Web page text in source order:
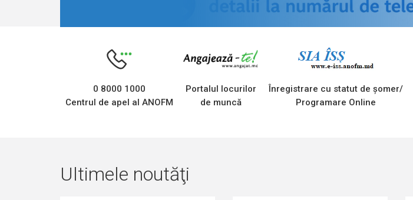
0 8000 1000
Centrul de apel al ANOFM
Portalul locurilor
de muncă
Înregistrare cu statut de șomer/
Programare Online
Ultimele noutăţi